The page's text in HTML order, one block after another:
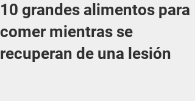
10 grandes alimentos para
comer mientras se
recuperan de una lesión